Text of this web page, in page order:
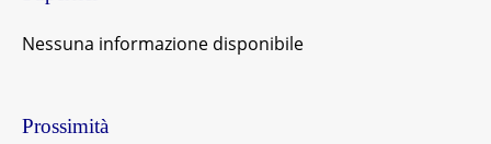
Nessuna informazione disponibile
Prossimità